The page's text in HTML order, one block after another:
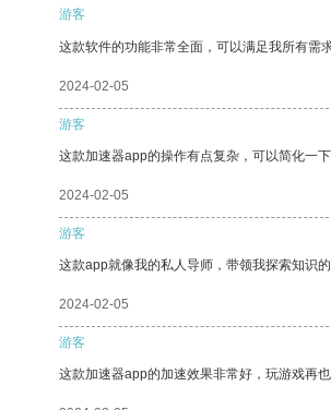
游客
这款软件的功能非常全面，可以满足我所有需求
2024-02-05
游客
这款加速器app的操作有点复杂，可以简化一
2024-02-05
游客
这款app就像我的私人导师，带领我探索知识的
2024-02-05
游客
这款加速器app的加速效果非常好，玩游戏再